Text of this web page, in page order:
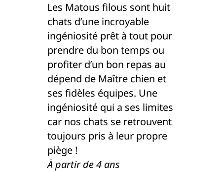
Les Matous filous sont huit
chats d’une incroyable
ingéniosité prêt à tout pour
prendre du bon temps ou
profiter d’un bon repas au
dépend de Maître chien et
ses fidèles équipes. Une
ingéniosité qui a ses limites
car nos chats se retrouvent
toujours pris à leur propre
piège !
À partir de 4 ans